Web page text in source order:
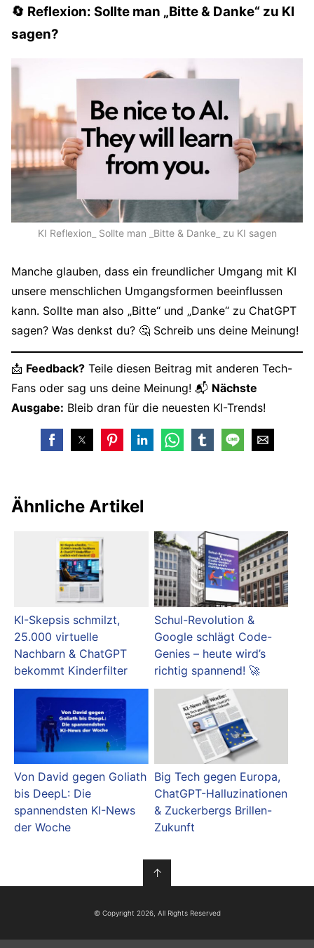
🔄 Reflexion: Sollte man „Bitte & Danke“ zu KI
sagen?
KI Reflexion_ Sollte man _Bitte & Danke_ zu KI sagen
Manche glauben, dass ein freundlicher Umgang mit KI
unsere menschlichen Umgangsformen beeinflussen
kann. Sollte man also „Bitte“ und „Danke“ zu ChatGPT
sagen? Was denkst du? 🤔 Schreib uns deine Meinung!
📩 Feedback? Teile diesen Beitrag mit anderen Tech-
Fans oder sag uns deine Meinung! 📬 Nächste
Ausgabe: Bleib dran für die neuesten KI-Trends!
Ähnliche Artikel
KI-Skepsis schmilzt,
25.000 virtuelle
Nachbarn & ChatGPT
bekommt Kinderfilter
Schul-Revolution &
Google schlägt Code-
Genies – heute wird’s
richtig spannend! 🚀
Von David gegen Goliath
bis DeepL: Die
spannendsten KI-News
der Woche
Big Tech gegen Europa,
ChatGPT-Halluzinationen
& Zuckerbergs Brillen-
Zukunft
↑
© Copyright 2026, All Rights Reserved